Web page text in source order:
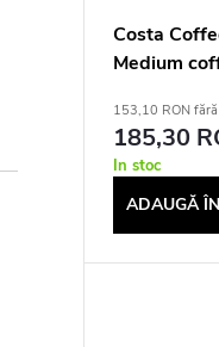
Costa
Medium
153,10 RON
185,30
In stoc
ADAUGĂ